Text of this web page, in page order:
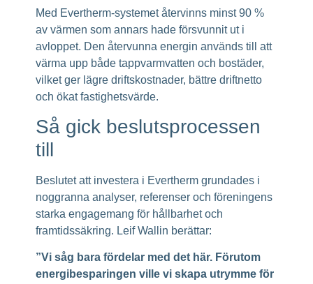
Med Evertherm-systemet återvinns minst 90 %
av värmen som annars hade försvunnit ut i
avloppet. Den återvunna energin används till att
värma upp både tappvarmvatten och bostäder,
vilket ger lägre driftskostnader, bättre driftnetto
och ökat fastighetsvärde.
Så gick beslutsprocessen
till
Beslutet att investera i Evertherm grundades i
noggranna analyser, referenser och föreningens
starka engagemang för hållbarhet och
framtidssäkring. Leif Wallin berättar:
”Vi såg bara fördelar med det här. Förutom
energibesparingen ville vi skapa utrymme för